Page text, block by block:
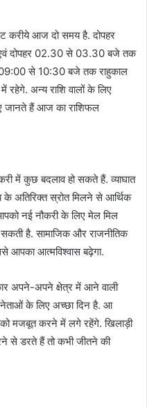
करीये आज दो समय है. दोपहर
दोपहर 02.30 से 03.30 बजे तक
09:00 से 10:30 बजे तक राहुकाल
रहेगे. अन्य राशि वालों के लिए
जानते हैं आज का राशिफल
में कुछ बदलाव हो सकते हैं. व्याघात
अतिरिक्त स्रोत मिलने से आर्थिक
नई नौकरी के लिए मेल मिल
सकती है. सामाजिक और राजनीतिक
आपका आत्मविश्वास बढ़ेगा.
अपने-अपने क्षेत्र में आने वाली
के लिए अच्छा दिन है. आ
को मजबूत करने में लगे रहेंगे. खिलाड़ी
से डरते हैं तो कभी जीतने की